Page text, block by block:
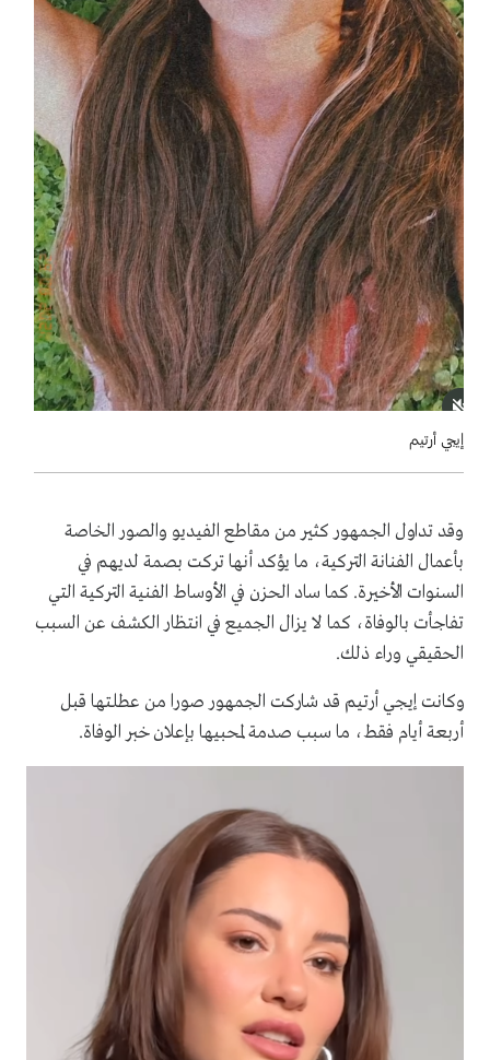
إيجي أرتيم
وقد تداول الجمهور كثير من مقاطع الفيديو والصور الخاصة
بأعمال الفنانة التركية، ما يؤكد أنها تركت بصمة لديهم في
السنوات الأخيرة. كما ساد الحزن في الأوساط الفنية التركية التي
تفاجأت بالوفاة، كما لا يزال الجميع في انتظار الكشف عن السبب
الحقيقي وراء ذلك.
وكانت إيجي أرتيم قد شاركت الجمهور صورا من عطلتها قبل
أربعة أيام فقط، ما سبب صدمة لمحبيها بإعلان خبر الوفاة.